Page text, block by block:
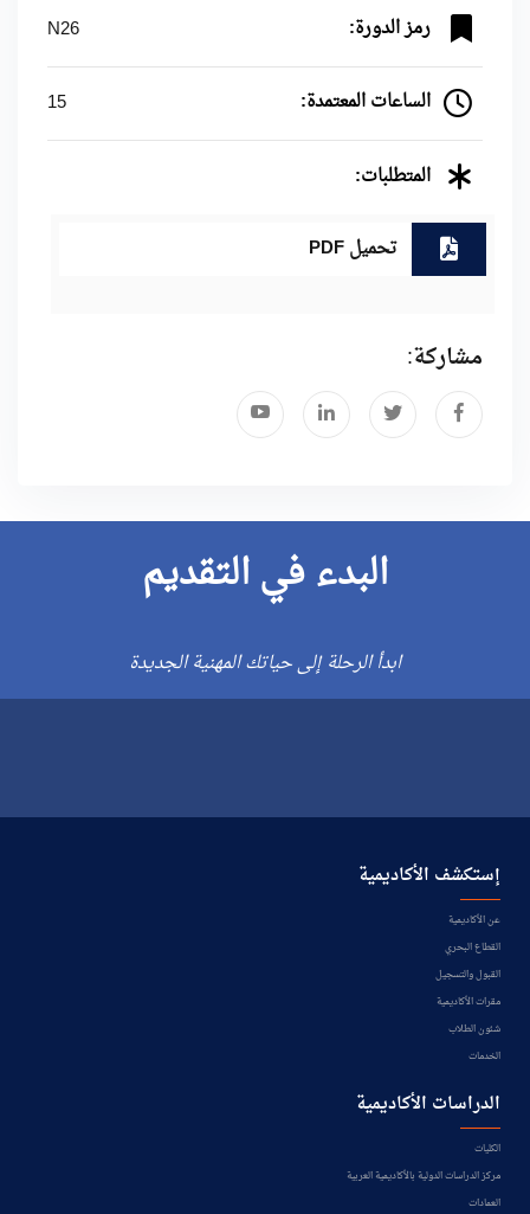
رمز الدورة: N26
الساعات المعتمدة: 15
المتطلبات:
تحميل PDF
مشاركة:
البدء في التقديم
ابدأ الرحلة إلى حياتك المهنية الجديدة
إستكشف الأكاديمية
عن الأكاديمية
القطاع البحري
القبول والتسجيل
مقرات الأكاديمية
شئون الطلاب
الخدمات
الدراسات الأكاديمية
الكليات
مركز الدراسات الدولية بالأكاديمية العربية
العمادات